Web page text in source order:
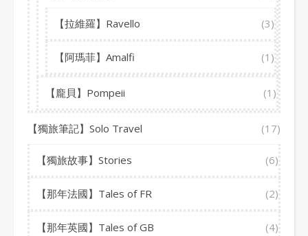
【拉維羅】Ravello (3)
【阿瑪菲】Amalfi (1)
【龐貝】Pompeii (1)
【獨旅筆記】Solo Travel (17)
【獨旅故事】Stories (6)
【那年法國】Tales of FR (2)
【那年英國】Tales of GB (4)